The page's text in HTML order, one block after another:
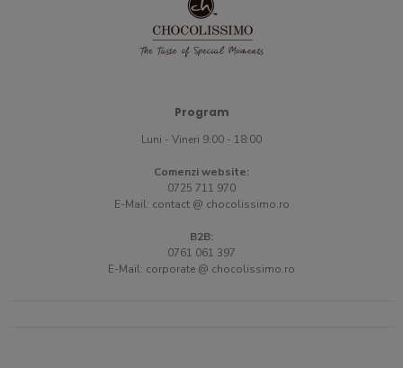
Program
Luni - Vineri 9:00 - 18:00
Comenzi website:
0725 711 970
E-Mail: contact @ chocolissimo.ro
B2B:
0761 061 397
E-Mail: corporate @ chocolissimo.ro